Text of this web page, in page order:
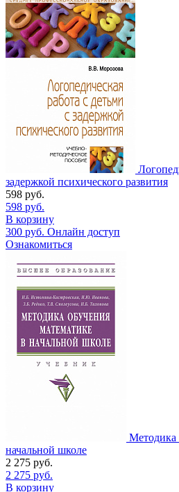
задержкой психического развития
598 руб.
598 руб.
В корзину
300 руб. Онлайн доступ
Ознакомиться
Методика
начальной школе
2 275 руб.
2 275 руб.
В корзину